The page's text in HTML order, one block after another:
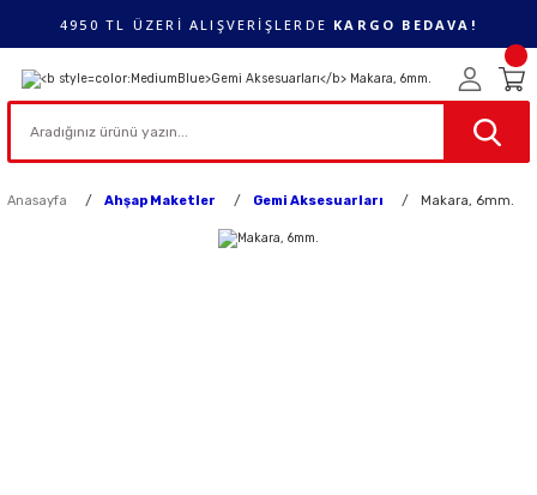
4950 TL ÜZERİ ALIŞVERİŞLERDE KARGO BEDAVA!
Anasayfa Ahşap Maketler Gemi Aksesuarları Makara, 6mm.